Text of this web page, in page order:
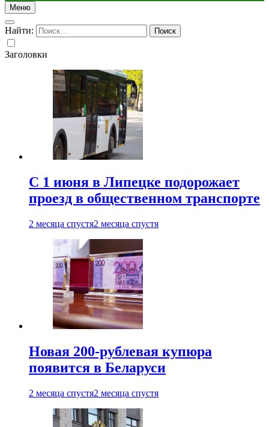
Меню
Найти:
Заголовки
С 1 июня в Липецке подорожает
проезд в общественном транспорте
2 месяца спустя2 месяца спустя
Новая 200-рублевая купюра
появится в Беларуси
2 месяца спустя2 месяца спустя